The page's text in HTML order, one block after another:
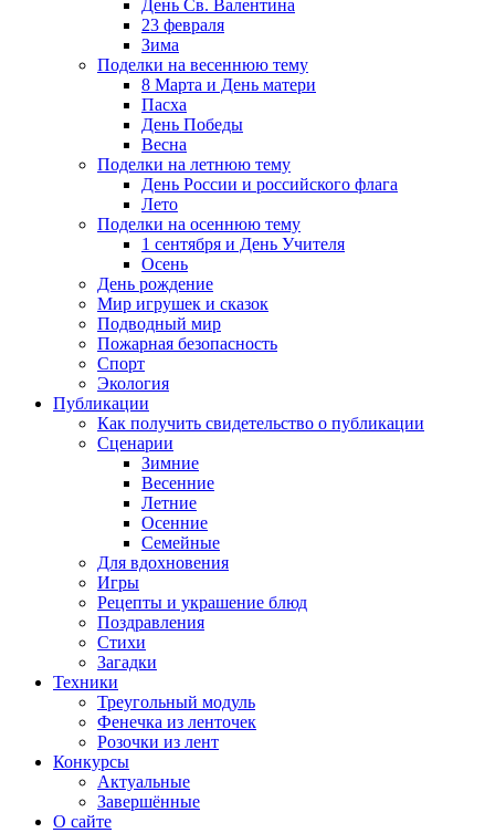
День Св. Валентина
23 февраля
Зима
Поделки на весеннюю тему
8 Марта и День матери
Пасха
День Победы
Весна
Поделки на летнюю тему
День России и российского флага
Лето
Поделки на осеннюю тему
1 сентября и День Учителя
Осень
День рождение
Мир игрушек и сказок
Подводный мир
Пожарная безопасность
Спорт
Экология
Публикации
Как получить свидетельство о публикации
Сценарии
Зимние
Весенние
Летние
Осенние
Семейные
Для вдохновения
Игры
Рецепты и украшение блюд
Поздравления
Стихи
Загадки
Техники
Треугольный модуль
Фенечка из ленточек
Розочки из лент
Конкурсы
Актуальные
Завершённые
О сайте